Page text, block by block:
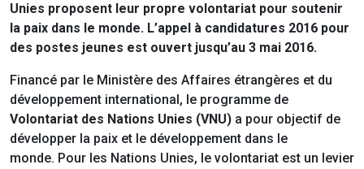
Unies proposent leur propre volontariat pour soutenir
la paix dans le monde. L’appel à candidatures 2016 pour
des postes jeunes est ouvert jusqu’au 3 mai 2016.
Financé par le Ministère des Affaires étrangères et du
développement international, le programme de
Volontariat des Nations Unies (VNU) a pour objectif de
développer la paix et le développement dans le
monde. Pour les Nations Unies, le volontariat est un levier